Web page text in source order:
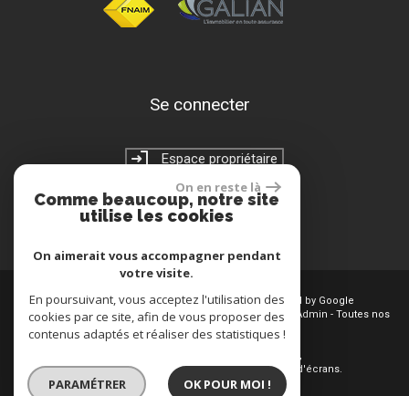
Se connecter
Espace propriétaire
© 2026 | Tous droits réservés | Traduction powered by Google
Plan du site-Mentions légales- Nos honoraires-Liens Admin - Toutes nos
annonces
Politique RGPD
Site internet compatible multi-supports,
un seul site adaptable à tous les types d'écrans.
On en reste là
Comme beaucoup, notre site
utilise les cookies
On aimerait vous accompagner pendant
votre visite.
En poursuivant, vous acceptez l'utilisation des
cookies par ce site, afin de vous proposer des
contenus adaptés et réaliser des statistiques !
PARAMÉTRER OK POUR MOI !